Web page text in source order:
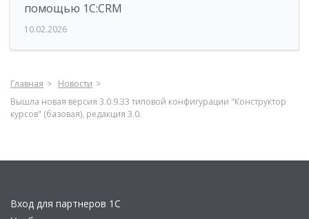
помощью 1С:CRM
10.02.2026
Главная
Новости
Вышла новая версия 3.0.9.33 типовой конфигурации "Конструктор
курсов" (базовая), редакция 3.0.
Вход для партнеров 1С